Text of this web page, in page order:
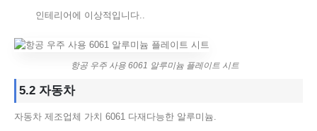
인테리어에 이상적입니다..
항공 우주 사용 6061 알루미늄 플레이트 시트
5.2 자동차
자동차 제조업체 가치 6061 다재다능한 알루미늄.